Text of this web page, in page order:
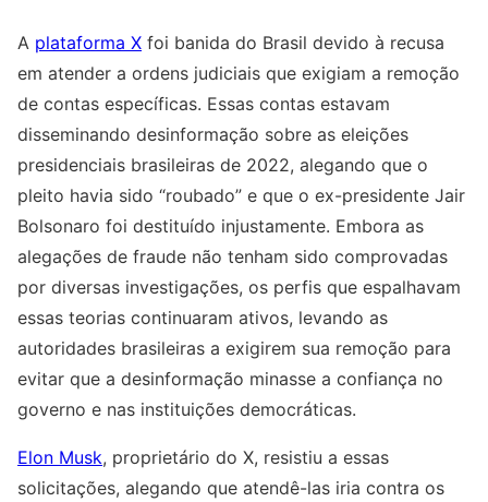
A plataforma X foi banida do Brasil devido à recusa
em atender a ordens judiciais que exigiam a remoção
de contas específicas. Essas contas estavam
disseminando desinformação sobre as eleições
presidenciais brasileiras de 2022, alegando que o
pleito havia sido “roubado” e que o ex-presidente Jair
Bolsonaro foi destituído injustamente. Embora as
alegações de fraude não tenham sido comprovadas
por diversas investigações, os perfis que espalhavam
essas teorias continuaram ativos, levando as
autoridades brasileiras a exigirem sua remoção para
evitar que a desinformação minasse a confiança no
governo e nas instituições democráticas.
Elon Musk, proprietário do X, resistiu a essas
solicitações, alegando que atendê-las iria contra os